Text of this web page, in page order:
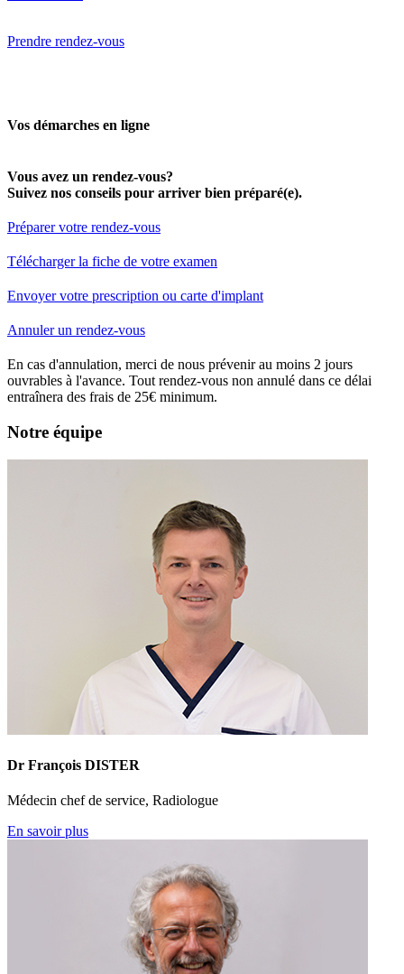
Prendre rendez-vous
Vos démarches en ligne
Vous avez un rendez-vous?
Suivez nos conseils pour arriver bien préparé(e).
Préparer votre rendez-vous
Télécharger la fiche de votre examen
Envoyer votre prescription ou carte d'implant
Annuler un rendez-vous
En cas d'annulation, merci de nous prévenir au moins 2 jours
ouvrables à l'avance. Tout rendez-vous non annulé dans ce délai
entraînera des frais de 25€ minimum.
Notre équipe
Dr François DISTER
Médecin chef de service, Radiologue
En savoir plus